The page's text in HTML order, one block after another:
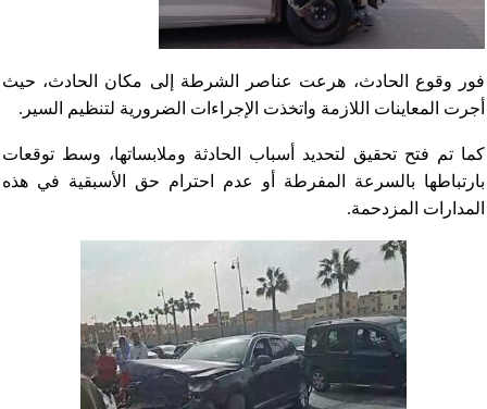
فور وقوع الحادث، هرعت عناصر الشرطة إلى مكان الحادث، حيث
أجرت المعاينات اللازمة واتخذت الإجراءات الضرورية لتنظيم السير.
كما تم فتح تحقيق لتحديد أسباب الحادثة وملابساتها، وسط توقعات
بارتباطها بالسرعة المفرطة أو عدم احترام حق الأسبقية في هذه
المدارات المزدحمة.